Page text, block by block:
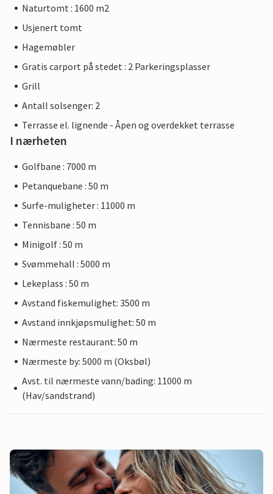
Naturtomt : 1600 m2
Usjenert tomt
Hagemøbler
Gratis carport på stedet : 2 Parkeringsplasser
Grill
Antall solsenger: 2
Terrasse el. lignende - Åpen og overdekket terrasse
I nærheten
Golfbane : 7000 m
Petanquebane : 50 m
Surfe-muligheter : 11000 m
Tennisbane : 50 m
Minigolf : 50 m
Svømmehall : 5000 m
Lekeplass : 50 m
Avstand fiskemulighet: 3500 m
Avstand innkjøpsmulighet: 50 m
Nærmeste restaurant: 50 m
Nærmeste by: 5000 m (Oksbøl)
Avst. til nærmeste vann/bading: 11000 m
(Hav/sandstrand)